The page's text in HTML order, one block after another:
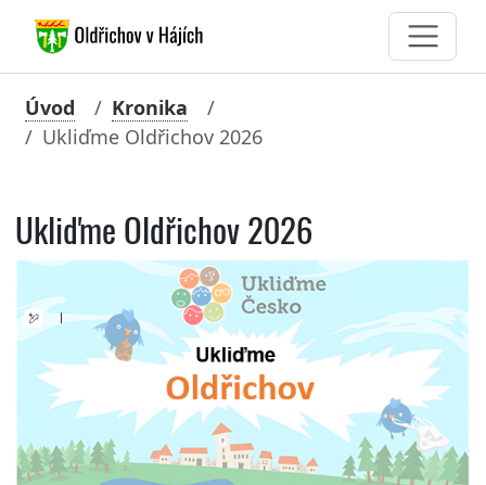
Úvod
Kronika
Ukliďme Oldřichov 2026
Ukliďme Oldřichov 2026